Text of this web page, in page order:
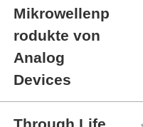
Mikrowellenp
rodukte von
Analog
Devices
Through Life